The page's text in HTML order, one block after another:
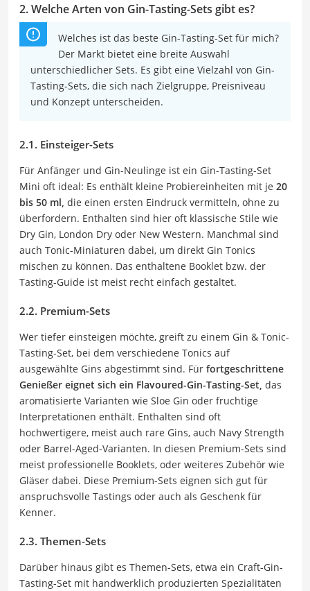
2. Welche Arten von Gin-Tasting-Sets gibt es?
Welches ist das beste Gin-Tasting-Set für mich?
Der Markt bietet eine breite Auswahl
unterschiedlicher Sets. Es gibt eine Vielzahl von Gin-
Tasting-Sets, die sich nach Zielgruppe, Preisniveau
und Konzept unterscheiden.
2.1. Einsteiger-Sets
Für Anfänger und Gin-Neulinge ist ein Gin-Tasting-Set
Mini oft ideal: Es enthält kleine Probiereinheiten mit je 20
bis 50 ml, die einen ersten Eindruck vermitteln, ohne zu
überfordern. Enthalten sind hier oft klassische Stile wie
Dry Gin, London Dry oder New Western. Manchmal sind
auch Tonic-Miniaturen dabei, um direkt Gin Tonics
mischen zu können. Das enthaltene Booklet bzw. der
Tasting-Guide ist meist recht einfach gestaltet.
2.2. Premium-Sets
Wer tiefer einsteigen möchte, greift zu einem Gin & Tonic-
Tasting-Set, bei dem verschiedene Tonics auf
ausgewählte Gins abgestimmt sind. Für fortgeschrittene
Genießer eignet sich ein Flavoured-Gin-Tasting-Set, das
aromatisierte Varianten wie Sloe Gin oder fruchtige
Interpretationen enthält. Enthalten sind oft
hochwertigere, meist auch rare Gins, auch Navy Strength
oder Barrel-Aged-Varianten. In diesen Premium-Sets sind
meist professionelle Booklets, oder weiteres Zubehör wie
Gläser dabei. Diese Premium-Sets eignen sich gut für
anspruchsvolle Tastings oder auch als Geschenk für
Kenner.
2.3. Themen-Sets
Darüber hinaus gibt es Themen-Sets, etwa ein Craft-Gin-
Tasting-Set mit handwerklich produzierten Spezialitäten